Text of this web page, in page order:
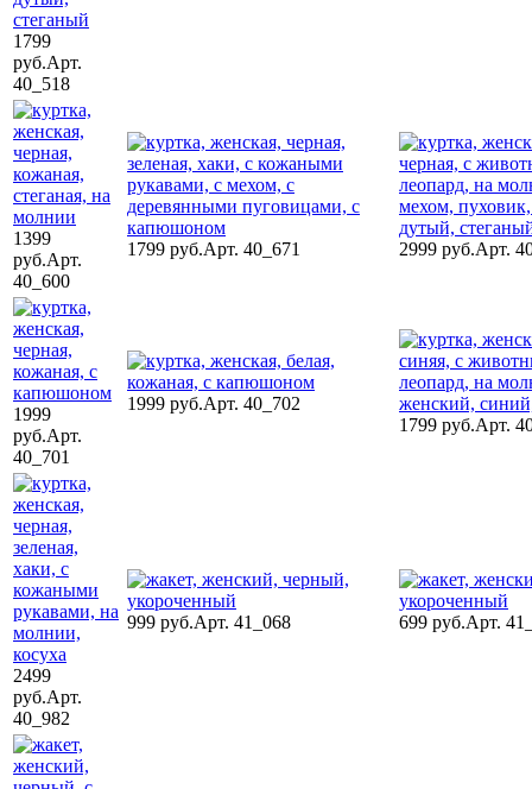
1799
руб.Арт.
40_518
1399
руб.Арт.
40_600
1799 руб.Арт. 40_671 2999 руб.Арт.
1999
руб.Арт.
40_701
1999 руб.Арт. 40_702
1799 руб.Арт.
2499
руб.Арт.
40_982
999 руб.Арт. 41_068 699 руб.Арт.